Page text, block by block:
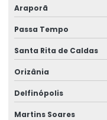
Araporã
Passa Tempo
Santa Rita de Caldas
Orizânia
Delfinópolis
Martins Soares